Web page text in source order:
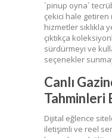
`pinup oyna`
çekici hale getiren
hizmetler sıklıkla
çıktıkça
sürdürmeyi ve
seçenekler
Canlı
Tahminleri
Dijital eğlence
iletişimli ve reel